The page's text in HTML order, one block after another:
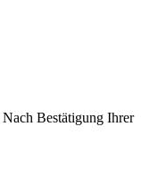
Nach Bestätigung Ihrer